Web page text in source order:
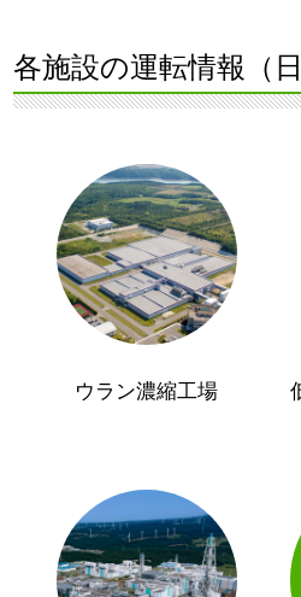
各施設の運転情報（日
ウラン濃縮工場